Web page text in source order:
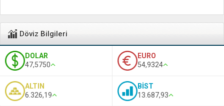
Döviz Bilgileri
DOLAR
47,5750
EURO
54,9324
ALTIN
6.326,19
BİST
13.687,93